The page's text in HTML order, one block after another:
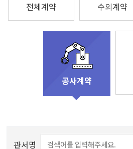
전체계약 수의계약
공사계약
관서명